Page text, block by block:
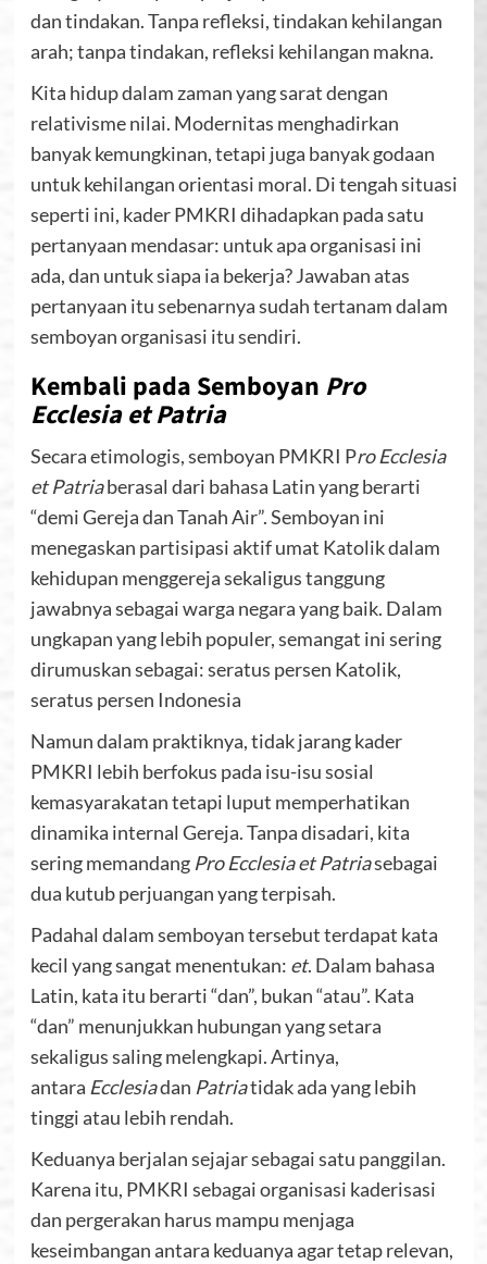
dan tindakan. Tanpa refleksi, tindakan kehilangan
arah; tanpa tindakan, refleksi kehilangan makna.
Kita hidup dalam zaman yang sarat dengan
relativisme nilai. Modernitas menghadirkan
banyak kemungkinan, tetapi juga banyak godaan
untuk kehilangan orientasi moral. Di tengah situasi
seperti ini, kader PMKRI dihadapkan pada satu
pertanyaan mendasar: untuk apa organisasi ini
ada, dan untuk siapa ia bekerja? Jawaban atas
pertanyaan itu sebenarnya sudah tertanam dalam
semboyan organisasi itu sendiri.
Kembali pada Semboyan Pro
Ecclesia et Patria
Secara etimologis, semboyan PMKRI Pro Ecclesia
et Patriaberasal dari bahasa Latin yang berarti
“demi Gereja dan Tanah Air”. Semboyan ini
menegaskan partisipasi aktif umat Katolik dalam
kehidupan menggereja sekaligus tanggung
jawabnya sebagai warga negara yang baik. Dalam
ungkapan yang lebih populer, semangat ini sering
dirumuskan sebagai: seratus persen Katolik,
seratus persen Indonesia
Namun dalam praktiknya, tidak jarang kader
PMKRI lebih berfokus pada isu-isu sosial
kemasyarakatan tetapi luput memperhatikan
dinamika internal Gereja. Tanpa disadari, kita
sering memandang Pro Ecclesia et Patriasebagai
dua kutub perjuangan yang terpisah.
Padahal dalam semboyan tersebut terdapat kata
kecil yang sangat menentukan: et. Dalam bahasa
Latin, kata itu berarti “dan”, bukan “atau”. Kata
“dan” menunjukkan hubungan yang setara
sekaligus saling melengkapi. Artinya,
antara Ecclesiadan Patriatidak ada yang lebih
tinggi atau lebih rendah.
Keduanya berjalan sejajar sebagai satu panggilan.
Karena itu, PMKRI sebagai organisasi kaderisasi
dan pergerakan harus mampu menjaga
keseimbangan antara keduanya agar tetap relevan,